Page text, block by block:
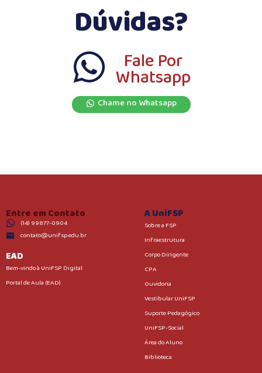
Dúvidas?
Fale Por
Whatsapp
Chame no Whatsapp
Entre em Contato
(14) 99877-0904
contato@unifsp.edu.br
EAD
Bem-vindo à UniFSP Digital
Portal de Aula (EAD)
A UniFSP
Sobre a FSP
Infraestrutura
Corpo Dirigente
CPA
Ouvidoria
Vestibular UniFSP
Suporte Pedagógico
UniFSP-Social
Área do Aluno
Biblioteca